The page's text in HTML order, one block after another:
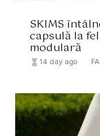
SKIMS
capsulă la
modulară
hourglass_full 14 day ago